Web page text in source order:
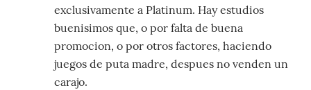
exclusivamente a Platinum. Hay estudios
buenisimos que, o por falta de buena
promocion, o por otros factores, haciendo
juegos de puta madre, despues no venden un
carajo.